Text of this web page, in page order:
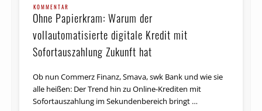
KOMMENTAR
Ohne Papierkram: Warum der
vollautomatisierte digitale Kredit mit
Sofortauszahlung Zukunft hat
Ob nun Commerz Finanz, Smava, swk Bank und wie sie
alle heißen: Der Trend hin zu Online-Krediten mit
Sofortauszahlung im Se­kunden­bereich bringt …